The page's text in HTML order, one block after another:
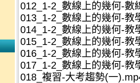
012_1-2_數線上的幾何-數
013_1-2_數線上的幾何-教
014_1-2_數線上的幾何-教
015_1-2_數線上的幾何-教
016_1-2_數線上的幾何-教
017_1-2_數線上的幾何-教
018_複習-大考趨勢(一